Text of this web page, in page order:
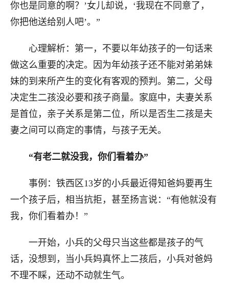
你也是同意的啊？’女儿却说，‘我现在不同意了，
你把他送给别人吧’。”
心理解析：第一，不要以年幼孩子的一句话来
做这么重要的决定。因为年幼孩子还不能对弟弟妹
妹的到来所产生的变化有客观的预判。第二，父母
决定生二孩没必要和孩子商量。家庭中，夫妻关系
是首位，亲子关系是第二位，所以是否生二孩是夫
妻之间可以商定的事情，与孩子无关。
“有老二就没我，你们看着办”
事例：铁西区13岁的小兵最近得知爸妈要再生
一个孩子后，相当抗拒，甚至扬言说：“有他就没有
我，你们看着办！”
一开始，小兵的父母只当这些都是孩子的气
话，没想到，当小兵妈真怀上二孩后，小兵对爸妈
不理不睬，还动不动就生气。